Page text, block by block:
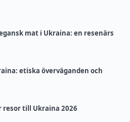
mat i Ukraina: en resenärs
etiska överväganden och
resor till Ukraina 2026